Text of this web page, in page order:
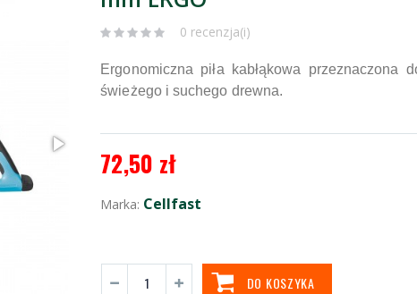
0 recenzja(i)
Ergonomiczna piła kabłąkowa przeznaczona
świeżego i suchego drewna.
72,50 zł
Marka: Cellfast
DO KOSZYKA